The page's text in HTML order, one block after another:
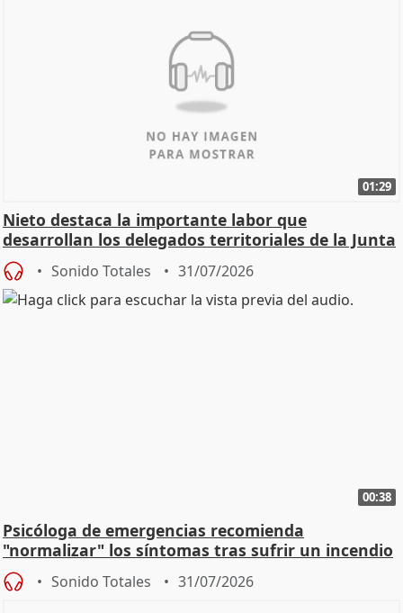
01:29
Nieto destaca la importante labor que
desarrollan los delegados territoriales de la Junta
Sonido Totales 31/07/2026
00:38
Psicóloga de emergencias recomienda
"normalizar" los síntomas tras sufrir un incendio
Sonido Totales 31/07/2026